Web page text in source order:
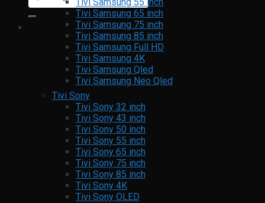
Tivi Samsung 55 inch
Tivi Samsung 65 inch
Tivi Samsung 75 inch
Tivi Samsung 85 inch
Tivi Samsung Full HD
Tivi Samsung 4K
Tivi Samsung Qled
Tivi Samsung Neo Qled
Tivi Sony
Tivi Sony 32 inch
Tivi Sony 43 inch
Tivi Sony 50 inch
Tivi Sony 55 inch
Tivi Sony 65 inch
Tivi Sony 75 inch
Tivi Sony 85 inch
Tivi Sony 4K
Tivi Sony OLED